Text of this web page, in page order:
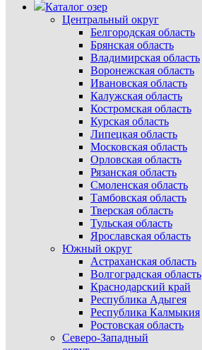
Каталог озер
Центральный округ
Белгородская область
Брянская область
Владимирская область
Воронежская область
Ивановская область
Калужская область
Костромская область
Курская область
Липецкая область
Московская область
Орловская область
Рязанская область
Смоленская область
Тамбовская область
Тверская область
Тульская область
Ярославская область
Южный округ
Астраханская область
Волгоградская область
Краснодарский край
Республика Адыгея
Республика Калмыкия
Ростовская область
Северо-Западный